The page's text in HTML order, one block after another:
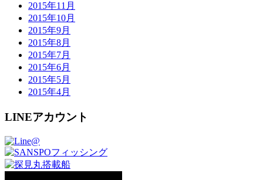
2015年11月
2015年10月
2015年9月
2015年8月
2015年7月
2015年6月
2015年5月
2015年4月
LINEアカウント